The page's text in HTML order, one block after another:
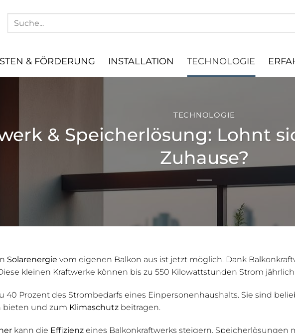
& FÖRDERUNG INSTALLATION TECHNOLOGIE
TECHNOLOGIE
& Speicherlösung: Lohnt
Zuhause?
Solarenergie vom eigenen Balkon aus ist jetzt möglich. Dank
kleinen Kraftwerke können bis zu 550 Kilowattstunden Strom
40 Prozent des Strombedarfs eines Einpersonenhaushalts. Sie sind
bieten und zum Klimaschutz beitragen.
kann die Effizienz eines Balkonkraftwerks steigern. Speicherlösungen